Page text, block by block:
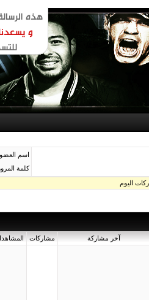
اسم العضو
كلمة المرور
آخر مشاركة مشاركات المشاهدات